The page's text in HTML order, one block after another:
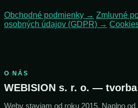
Obchodné podmienky → Zmluvné
osobných údajov (GDPR) →
O NÁS
WEBISION s. r. o. —
Weby staviam od roku 2015. Naplno